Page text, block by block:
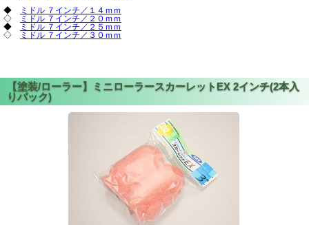
◆
ミドル ７インチ／１４ｍｍ
◇
ミドル ７インチ／２０ｍｍ
◆
ミドル ７インチ／２５ｍｍ
◇
ミドル ７インチ／３０ｍｍ